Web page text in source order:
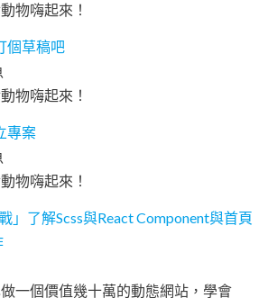
物嗨起來！
個草稿吧
物嗨起來！
專案
物嗨起來！
」了解Scss與React Component與首頁
一個價值幾十萬的動態網站，學會